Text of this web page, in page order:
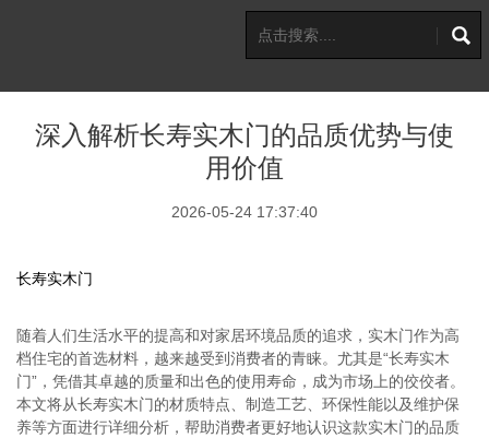
深入解析长寿实木门的品质优势与使
用价值
2026-05-24 17:37:40
长寿实木门
随着人们生活水平的提高和对家居环境品质的追求，实木门作为高
档住宅的首选材料，越来越受到消费者的青睐。尤其是“长寿实木
门”，凭借其卓越的质量和出色的使用寿命，成为市场上的佼佼者。
本文将从长寿实木门的材质特点、制造工艺、环保性能以及维护保
养等方面进行详细分析，帮助消费者更好地认识这款实木门的品质